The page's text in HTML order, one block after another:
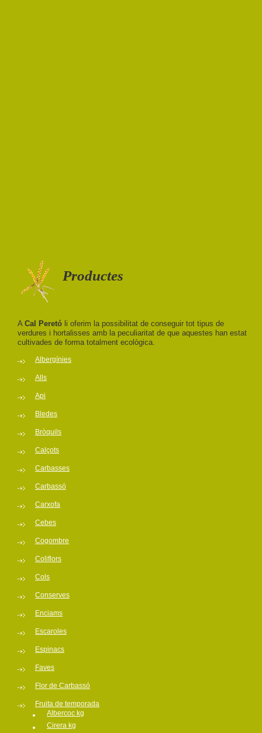
Productes
A Cal Peretó li oferim la possibilitat de conseguir tot tipus de
verdures i hortalisses amb la peculiaritat de que aquestes han estat
cultivades de forma totalment ecològica.
Albergínies
Alls
Api
Bledes
Bròquils
Calçots
Carbasses
Carbassó
Carxofa
Cebes
Cogombre
Coliflors
Cols
Conserves
Enciams
Escaroles
Espinacs
Faves
Flor de Carbassó
Fruita de temporada
Albercoc kg
Cirera kg